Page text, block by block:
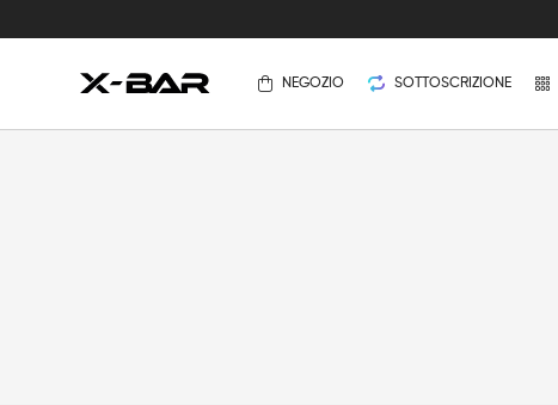
NEGOZIO SOTTOSCRIZIONE